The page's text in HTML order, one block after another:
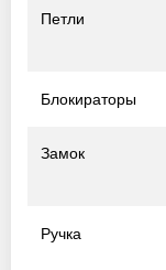
Петли
Блокираторы
Замок
Ручка